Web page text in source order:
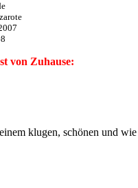
von Zuhause:
klugen, schönen und